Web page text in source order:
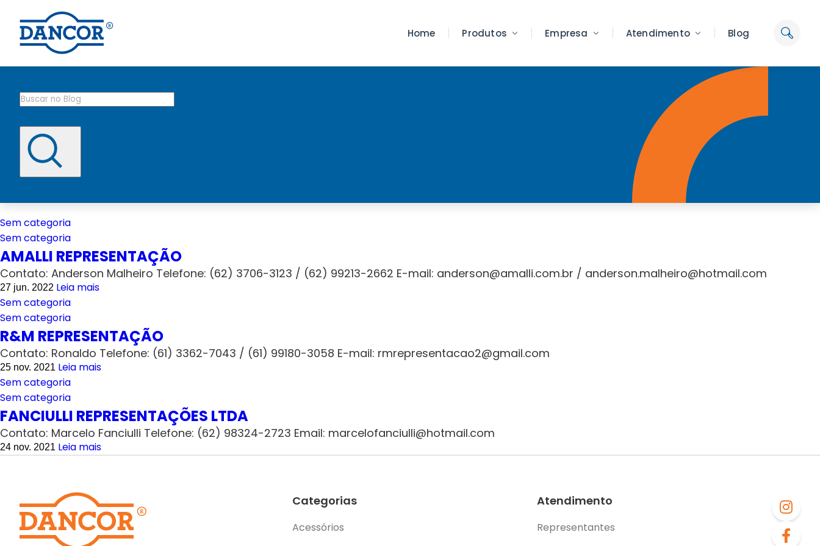
Home Produtos Empresa Atendimento Blog
Sem categoria
Sem categoria
AMALLI REPRESENTAÇÃO
Contato: Anderson Malheiro Telefone: (62) 3706-3123 / (62) 99213-2662 E-mail: anderson@amalli.com.br / anderson.malheiro@hotmail.com
27 jun. 2022 Leia mais
Sem categoria
Sem categoria
R&M REPRESENTAÇÃO
Contato: Ronaldo Telefone: (61) 3362-7043 / (61) 99180-3058 E-mail: rmrepresentacao2@gmail.com
25 nov. 2021 Leia mais
Sem categoria
Sem categoria
FANCIULLI REPRESENTAÇÕES LTDA
Contato: Marcelo Fanciulli Telefone: (62) 98324-2723 Email: marcelofanciulli@hotmail.com
24 nov. 2021 Leia mais
Categorias
Acessórios
Atendimento
Representantes